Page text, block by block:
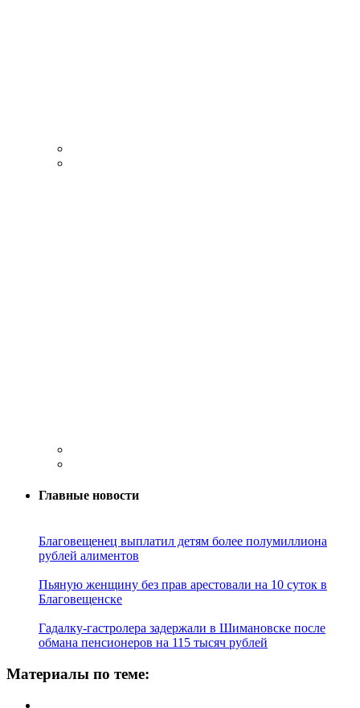
Главные новости
Благовещенец выплатил детям более полумиллиона
рублей алиментов
Пьяную женщину без прав арестовали на 10 суток в
Благовещенске
Гадалку-гастролера задержали в Шимановске после
обмана пенсионеров на 115 тысяч рублей
Материалы по теме: